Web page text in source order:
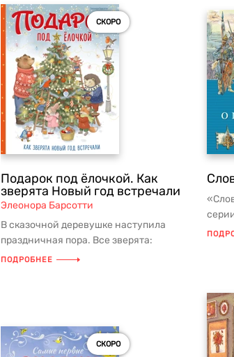
СКОРО
Подарок под ёлочкой. Как
зверята Новый год встречали
Элеонора Барсотти
В сказочной деревушке наступила
праздничная пора. Все зверята:
медвежата и лисички, зайчата и
ПОДРОБНЕЕ
СКОРО